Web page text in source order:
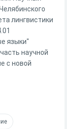
лингвистики
языки"
научной
с новой